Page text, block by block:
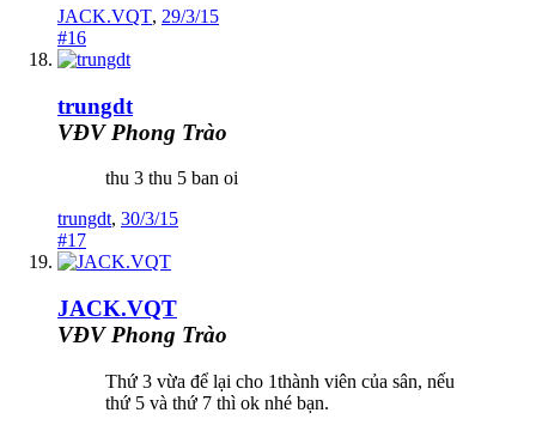
JACK.VQT, 29/3/15
#16
trungdt
VĐV Phong Trào
thu 3 thu 5 ban oi
trungdt, 30/3/15
#17
JACK.VQT
VĐV Phong Trào
Thứ 3 vừa để lại cho 1thành viên của sân, nếu
thứ 5 và thứ 7 thì ok nhé bạn.